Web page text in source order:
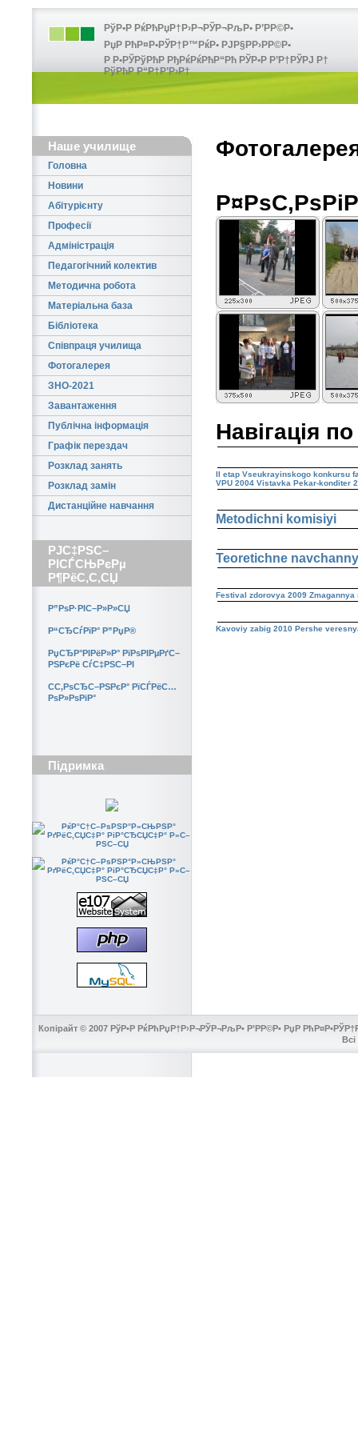
РўР•Р РќРћРџР†Р›Р¬РЎР¬РљР• Р’РР©Р•
РџР РћР¤Р•РЎР†Р™РќР• РЈР§РР›РР©Р•
Р Р•РЎРўРћР РђРќРќРћР“Рћ РЎР•Р Р’Р†РЎРЈ Р†
РўРћР Р“Р†Р’Р›Р†
Наше училище
Головна
Новини
Абітурієнту
Професії
Адміністрація
Педагогічний колектив
Методична робота
Матеріальна база
Бібліотека
Співпраця училища
Фотогалерея
ЗНО-2021
Завантаження
Публічна інформація
Графік перездач
Розклад занять
Розклад замін
Дистанційне навчання
РЈС‡РЅС–
РІСЃСЊРєРµ
Р¶РёС‚С‚СЏ
Р”РѕР·РІС–Р»Р»СЏ
Р“СЂСѓРїР° Р”РџР®
РџСЂР°РІРёР»Р° РїРѕРІРµРґС–
РЅРєРё СѓС‡РЅС–РІ
CС‚РѕСЂС–РЅРєР° РїСЃРёС…
РѕР»РѕРіР°
Підримка
Навігація
II etap Vseukrayinskogo konkursu
VPU 2004 Vistavka Pekar-konditer
Metodichni komisiyi
Teoretichne
Festival zdorovya 2009
Kavoviy zabig 2010 Pershe
Копірайт © 2007 РўР•Р РќРћРџР†Р›Р¬РЎР¬РљР• Р’РР©Р• РџР